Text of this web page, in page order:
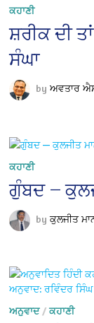
ਕਹਾਣੀ
ਸ਼ਰੀਕ ਦੀ
ਸੰਘਾ
byਅਵਤਾਰ
ਕਹਾਣੀ
ਗੁੰਬਦ —
byਕੁਲਜੀਤ
ਅਨੁਵਾਦ/ਕਹਾਣੀ